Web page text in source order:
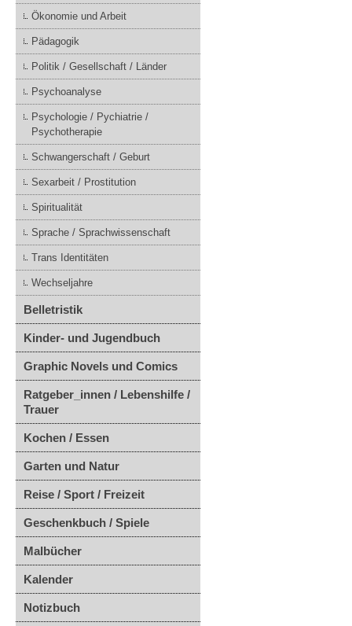
Ökonomie und Arbeit
Pädagogik
Politik / Gesellschaft / Länder
Psychoanalyse
Psychologie / Pychiatrie /
Psychotherapie
Schwangerschaft / Geburt
Sexarbeit / Prostitution
Spiritualität
Sprache / Sprachwissenschaft
Trans Identitäten
Wechseljahre
Belletristik
Kinder- und Jugendbuch
Graphic Novels und Comics
Ratgeber_innen / Lebenshilfe /
Trauer
Kochen / Essen
Garten und Natur
Reise / Sport / Freizeit
Geschenkbuch / Spiele
Malbücher
Kalender
Notizbuch